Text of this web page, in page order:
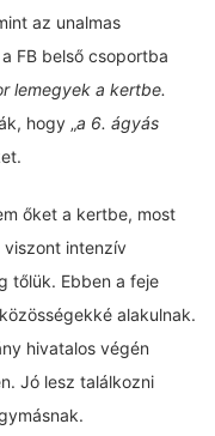
az unalmas
FB belső csoportba
lemegyek a kertbe.
hogy „a 6. ágyás
őket a kertbe, most
viszont intenzív
tőlük. Ebben a feje
alakulnak.
hivatalos végén
Jó lesz találkozni